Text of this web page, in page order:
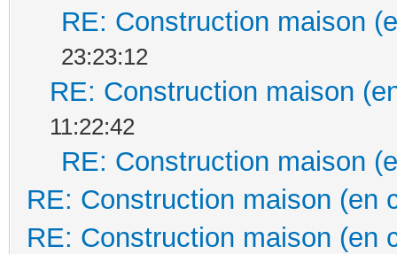
RE: Construction maison
23:23:12
RE: Construction maison
11:22:42
RE: Construction maison
RE: Construction maison (en
RE: Construction maison (en